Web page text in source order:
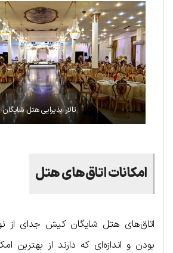
تالار پذیرایی هتل شایگان
امکانات اتاق‌های هتل
اتاق‌های هتل شایگان کیش جدای از
بودن و اندازه‌ای که دارند از بهترین